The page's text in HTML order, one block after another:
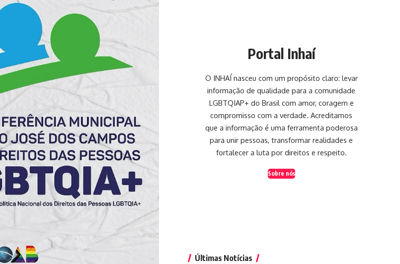
Portal Inhaí
O INHAÍ nasceu com um propósito claro: levar
informação de qualidade para a comunidade
LGBTQIAP+ do Brasil com amor, coragem e
compromisso com a verdade. Acreditamos
que a informação é uma ferramenta poderosa
para unir pessoas, transformar realidades e
fortalecer a luta por direitos e respeito.
Sobre nós
Últimas Notícias